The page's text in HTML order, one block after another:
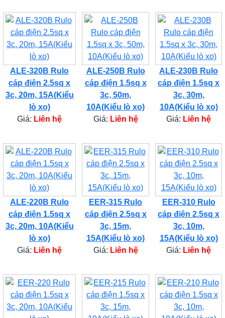
ALE-320B Rulo
cáp điện 2.5sq x
3c, 20m, 15A(Kiểu
lò xo)
Giá: Liên hệ
ALE-250B Rulo
cáp điện 1.5sq x
3c, 50m,
10A(Kiểu lò xo)
Giá: Liên hệ
ALE-230B Rulo
cáp điện 1.5sq x
3c, 30m,
10A(Kiểu lò xo)
Giá: Liên hệ
ALE-220B Rulo
cáp điện 1.5sq x
3c, 20m, 10A(Kiểu
lò xo)
Giá: Liên hệ
EER-315 Rulo
cáp điện 2.5sq x
3c, 15m,
15A(Kiểu lò xo)
Giá: Liên hệ
EER-310 Rulo
cáp điện 2.5sq x
3c, 10m,
15A(Kiểu lò xo)
Giá: Liên hệ